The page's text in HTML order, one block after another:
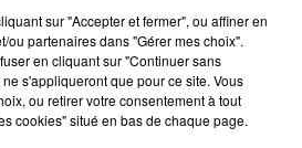
Voir plus
sur "Accepter et fermer", ou affiner en
ou partenaires dans "Gérer mes choix".
en cliquant sur "Continuer sans
s'appliqueront que pour ce site. Vous
ou retirer votre consentement à tout
cookies" situé en bas de chaque page.